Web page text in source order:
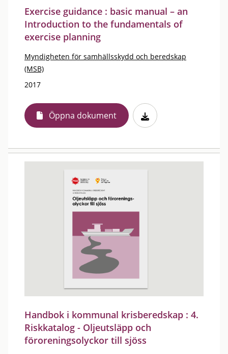
Exercise guidance : basic manual – an
Introduction to the fundamentals of
exercise planning
Myndigheten för samhällsskydd och beredskap
(MSB)
2017
Öppna dokument
Handbok i kommunal krisberedskap : 4.
Riskkatalog - Oljeutsläpp och
föroreningsolyckor till sjöss